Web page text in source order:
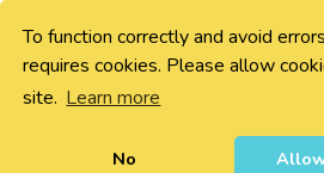
To function correctly and avoid
requires cookies. Please allow
site. Learn more
No